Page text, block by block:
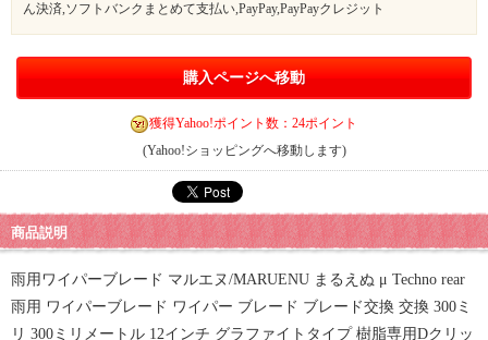
ん決済,ソフトバンクまとめて支払い,PayPay,PayPayクレジット
購入ページへ移動
獲得Yahoo!ポイント数：24ポイント
(Yahoo!ショッピングへ移動します)
商品説明
雨用ワイパーブレード マルエヌ/MARUENU まるえぬ μ Techno rear
雨用 ワイパーブレード ワイパー ブレード ブレード交換 交換 300ミ
リ 300ミリメートル 12インチ グラファイトタイプ 樹脂専用Dクリッ